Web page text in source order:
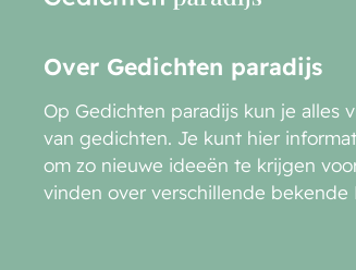
Over Gedichten paradijs
Op Gedichten paradijs kun je alles
van gedichten. Je kunt hier
om zo nieuwe ideeën te krijgen
vinden over verschillende bekende